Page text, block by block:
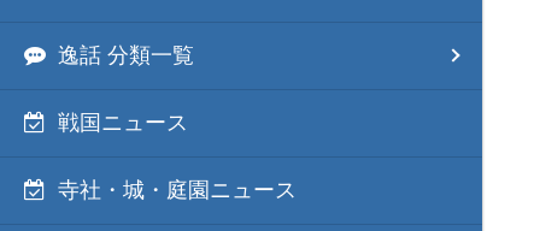
逸話 分類一覧
戦国ニュース
寺社・城・庭園ニュース